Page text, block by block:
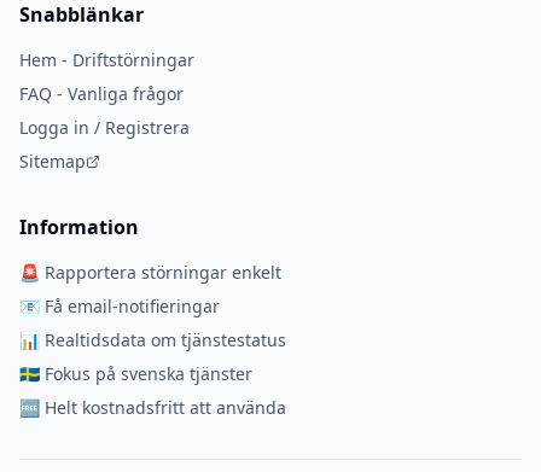
Snabblänkar
Hem - Driftstörningar
FAQ - Vanliga frågor
Logga in / Registrera
Sitemap
Information
🚨 Rapportera störningar enkelt
📧 Få email-notifieringar
📊 Realtidsdata om tjänstestatus
🇸🇪 Fokus på svenska tjänster
🆓 Helt kostnadsfritt att använda